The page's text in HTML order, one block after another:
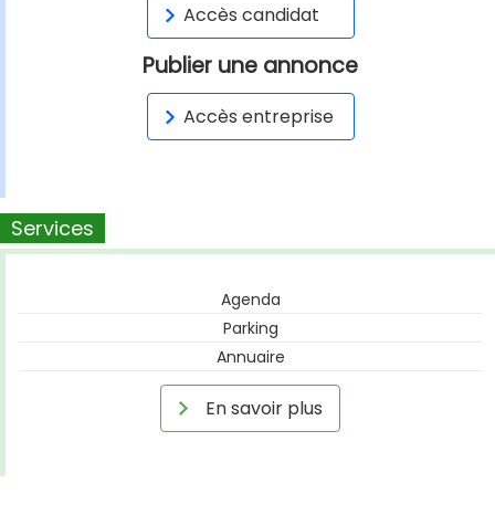
Accès candidat
Publier une annonce
Accès entreprise
Services
Agenda
Parking
Annuaire
En savoir plus